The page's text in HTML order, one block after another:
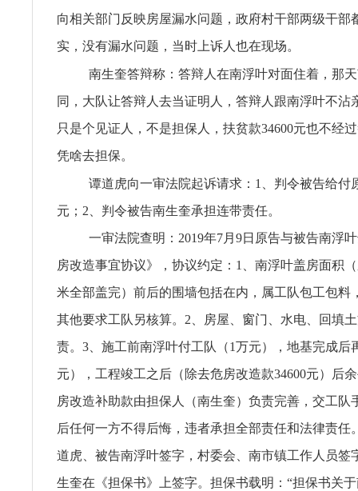
向相关部门反映房屋漏水问题，政府村干部两级干部
实，没有漏水问题，当时上诉人也在现场。
南生奎答辩称：答辩人在南浮叶对面住着，那
同，大队让答辩人去当证明人，答辩人跟南浮叶不沾
只是个见证人，不是担保人，扶贫款34600元也不经
凭啥去担保。
谭道虎向一审法院起诉请求：1、判令被告给付
元；2、判令被告南生奎承担连带责任。
一审法院查明：2019年7月9日原告与被告南浮
房改造事宜协议》，协议约定：1、南浮叶盖房面积
米全部盖完）前后的围墙包括在内，属工队包工包料
其他要求工队另核算。2、房屋、窗门、水电、回填
责。3、施工前南浮叶付工队（1万元），地基完成后
元），工程竣工之后（除去危房改造款34600元）后
房改造补助款由担保人（南生奎）负责完善，交工队
后任何一方不得后悔，违者承担全部责任和法律责任
道虎、被告南浮叶签字，村委会、南市镇工作人员签
生奎在《担保书》上签字。担保书载明：“担保书关